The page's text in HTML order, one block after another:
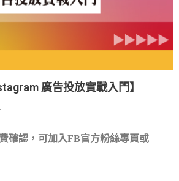
廣告投放實戰入門】
確認， 可加入FB官方粉絲專頁或